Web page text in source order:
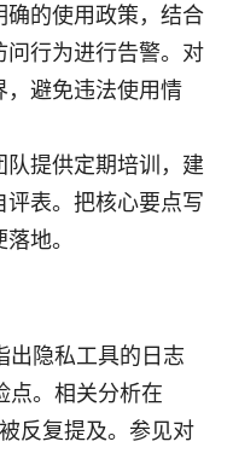
的使用政策，结合
问行为进行告警。对
，避免违法使用情
提供定期培训，建
表。把核心要点写
地。
出隐私工具的日志
点。相关分析在
反复提及。参见对